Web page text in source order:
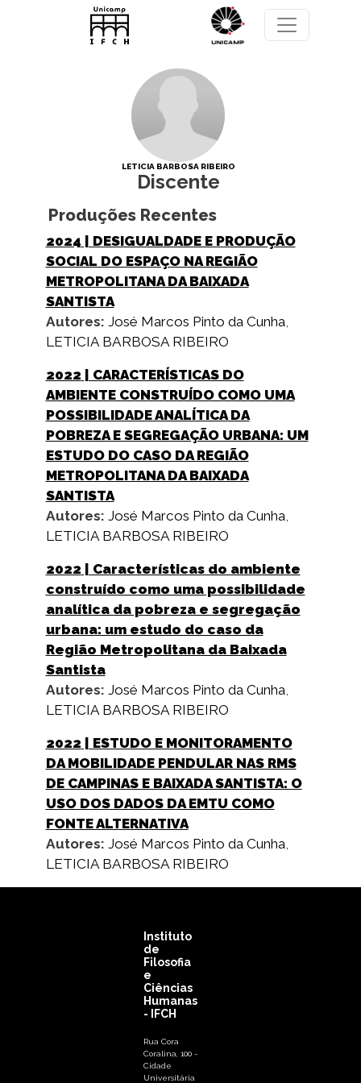
Pular para o conteúdo principal
LETICIA BARBOSA RIBEIRO
Discente
Produções Recentes
2024 | DESIGUALDADE E PRODUÇÃO
SOCIAL DO ESPAÇO NA REGIÃO
METROPOLITANA DA BAIXADA
SANTISTA
Autores: José Marcos Pinto da Cunha,
LETICIA BARBOSA RIBEIRO
2022 | CARACTERÍSTICAS DO
AMBIENTE CONSTRUÍDO COMO UMA
POSSIBILIDADE ANALÍTICA DA
POBREZA E SEGREGAÇÃO URBANA: UM
ESTUDO DO CASO DA REGIÃO
METROPOLITANA DA BAIXADA
SANTISTA
Autores: José Marcos Pinto da Cunha,
LETICIA BARBOSA RIBEIRO
2022 | Características do ambiente
construído como uma possibilidade
analítica da pobreza e segregação
urbana: um estudo do caso da
Região Metropolitana da Baixada
Santista
Autores: José Marcos Pinto da Cunha,
LETICIA BARBOSA RIBEIRO
2022 | ESTUDO E MONITORAMENTO
DA MOBILIDADE PENDULAR NAS RMS
DE CAMPINAS E BAIXADA SANTISTA: O
USO DOS DADOS DA EMTU COMO
FONTE ALTERNATIVA
Autores: José Marcos Pinto da Cunha,
LETICIA BARBOSA RIBEIRO
Instituto
de
Filosofia
e
Ciências
Humanas
- IFCH
Rua Cora
Coralina, 100 -
Cidade
Universitária